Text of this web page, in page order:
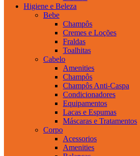
Higiene e Beleza
Bebe
Champôs
Cremes e Loções
Fraldas
Toalhitas
Cabelo
Amenities
Champôs
Champôs Anti-Caspa
Condicionadores
Equipamentos
Lacas e Espumas
Máscaras e Tratamentos
Corpo
Acessorios
Amenities